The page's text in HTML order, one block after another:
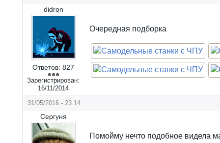
didron
Ответов: 827
Зарегистрирован:
16/11/2014
Очередная подборка
31/05/2016 - 23:14
Сергуня
Помойму нечто подобное видела